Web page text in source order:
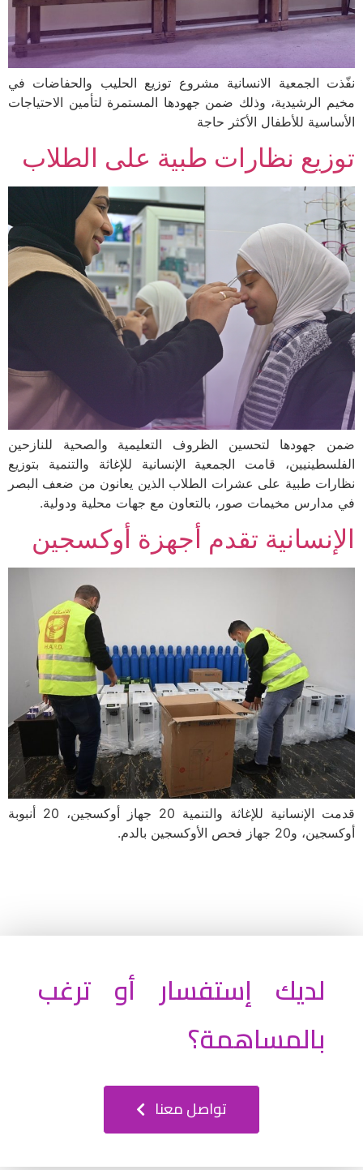
نفّذت الجمعية الانسانية مشروع توزيع الحليب والحفاضات في
مخيم الرشيدية، وذلك ضمن جهودها المستمرة لتأمين الاحتياجات
الأساسية للأطفال الأكثر حاجة
توزيع نظارات طبية على الطلاب
ضمن جهودها لتحسين الظروف التعليمية والصحية للنازحين
الفلسطينيين، قامت الجمعية الإنسانية للإغاثة والتنمية بتوزيع
نظارات طبية على عشرات الطلاب الذين يعانون من ضعف البصر
في مدارس مخيمات صور، بالتعاون مع جهات محلية ودولية.
الإنسانية تقدم أجهزة أوكسجين
قدمت الإنسانية للإغاثة والتنمية 20 جهاز أوكسجين، 20 أنبوبة
أوكسجين، و20 جهاز فحص الأوكسجين بالدم.
لديك إستفسار أو ترغب
بالمساهمة؟
تواصل معنا